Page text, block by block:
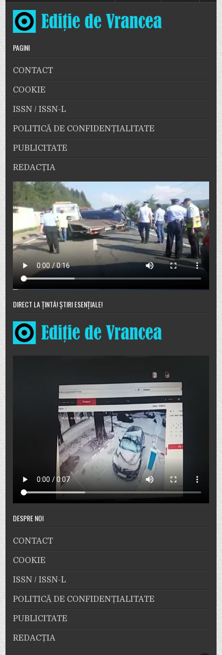
PAGINI
CONTACT
COOKIE
ISSN / ISSN-L
POLITICĂ DE CONFIDENȚIALITATE
PUBLICITATE
REDACȚIA
DIRECT LA ȚINTĂ! ȘTIRI ESENȚIALE!
DESPRE NOI
CONTACT
COOKIE
ISSN / ISSN-L
POLITICĂ DE CONFIDENȚIALITATE
PUBLICITATE
REDACȚIA